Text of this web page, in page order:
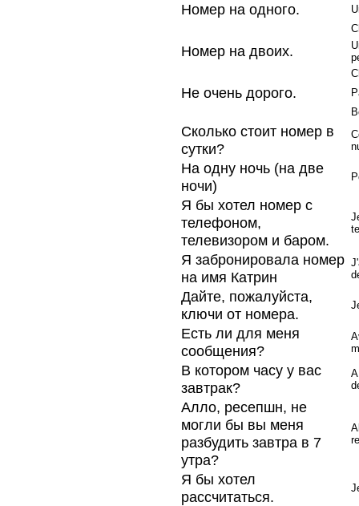
Номер на одного.
Номер на двоих.
Не очень дорого.
Сколько стоит номер в
сутки?
На одну ночь (на две
ночи)
Я бы хотел номер с
телефоном,
телевизором и баром.
Я забронировалa номер
на имя Катрин
Дайте, пожалуйста,
ключи от номера.
Есть ли для меня
сообщения?
В котором часу у вас
завтрак?
Алло, ресепшн, не
могли бы вы меня
разбудить завтра в 7
утра?
Я бы хотел
рассчитаться.